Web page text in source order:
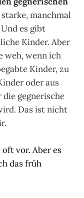
manchmal
es gibt
Kinder. Aber
weh, wenn ich
Kinder, zu
oder aus
gegnerische
Das ist nicht
vor. Aber es
das früh